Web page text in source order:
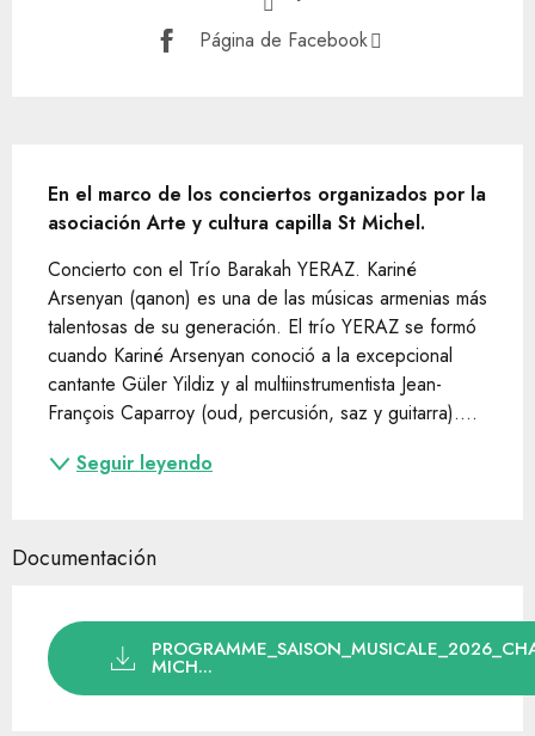
Página de Facebook
En el marco de los conciertos organizados por la
asociación Arte y cultura capilla St Michel.
Concierto con el Trío Barakah YERAZ. Kariné
Arsenyan (qanon) es una de las músicas armenias más
talentosas de su generación. El trío YERAZ se formó
cuando Kariné Arsenyan conoció a la excepcional
cantante Güler Yildiz y al multiinstrumentista Jean-
François Caparroy (oud, percusión, saz y guitarra)....
Seguir leyendo
Documentación
MICH...